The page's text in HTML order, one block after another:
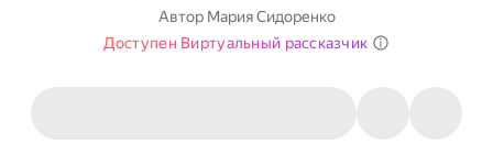
Автор Мария Сидоренко
Доступен Виртуальный рассказчик